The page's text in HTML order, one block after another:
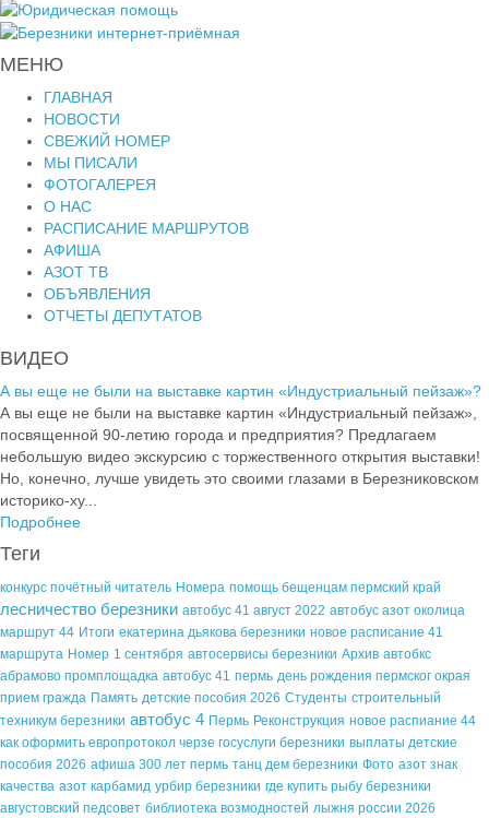
МЕНЮ
ГЛАВНАЯ
НОВОСТИ
СВЕЖИЙ НОМЕР
МЫ ПИСАЛИ
ФОТОГАЛЕРЕЯ
О НАС
РАСПИСАНИЕ МАРШРУТОВ
АФИША
АЗОТ ТВ
ОБЪЯВЛЕНИЯ
ОТЧЕТЫ ДЕПУТАТОВ
ВИДЕО
А вы еще не были на выставке картин «Индустриальный пейзаж»?
А вы еще не были на выставке картин «Индустриальный пейзаж»,
посвященной 90-летию города и предприятия? Предлагаем
небольшую видео экскурсию с торжественного открытия выставки!
Но, конечно, лучше увидеть это своими глазами в Березниковском
историко-ху...
Подробнее
Теги
конкурс почётный читатель Номера помощь бещенцам пермский край
лесничество березники автобус 41 август 2022 автобус азот околица
маршрут 44 Итоги екатерина дьякова березники новое расписание 41
маршрута Номер 1 сентября автосервисы березники Архив автобкс
абрамово промплощадка автобус 41 пермь день рождения пермског окрая
прием гражда Память детские пособия 2026 Студенты строительный
техникум березники автобус 4 Пермь Реконструкция новое распиание 44
как оформить европротокол черзе госуслуги березники выплаты детские
пособия 2026 афиша 300 лет пермь танц дем березники Фото азот знак
качества азот карбамид урбир березники где купить рыбу березники
августовский педсовет библиотека возмодностей лыжня россии 2026